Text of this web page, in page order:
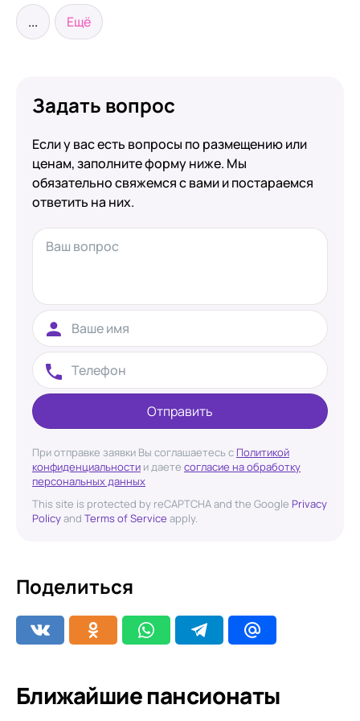
... Ещё
Задать вопрос
Если у вас есть вопросы по размещению или
ценам, заполните форму ниже. Мы
обязательно свяжемся с вами и постараемся
ответить на них.
Отправить
При отправке заявки Вы соглашаетесь с Политикой
конфиденциальности и даете согласие на обработку
персональных данных
This site is protected by reCAPTCHA and the Google Privacy
Policyand Terms of Service apply.
Поделиться
Ближайшие пансионаты